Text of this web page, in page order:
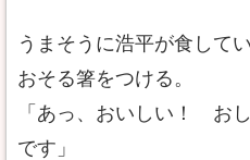
うまそうに浩平が食して
おそる箸をつける。
「あっ、おいしい！ お
です」